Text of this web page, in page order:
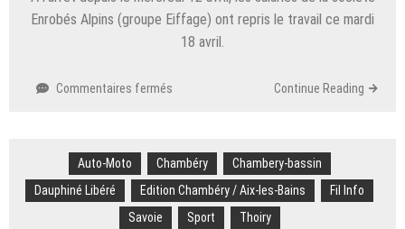
Enrobés Alpins (groupe Eiffage) ont repris le travail ce mardi
18 avril.
Commentaires fermés
d’Enrobés
Alpins
ont
repris
Continue Reading
Auto-Moto Chambéry
Chambery-bassin
Dauphiné Libéré
Edition Chambéry / Aix-les-Bains
Fil Info
Savoie
Sport Thoiry